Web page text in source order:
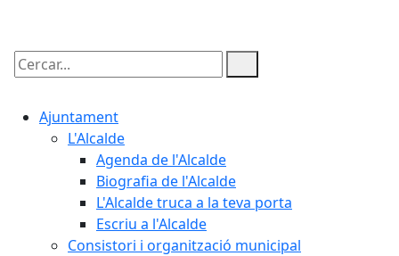
Cercar:
Ajuntament
L'Alcalde
Agenda de l'Alcalde
Biografia de l'Alcalde
L'Alcalde truca a la teva porta
Escriu a l'Alcalde
Consistori i organització municipal